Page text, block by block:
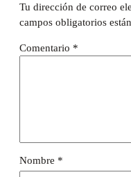
Tu dirección de correo
campos obligatorios
Comentario *
Nombre *